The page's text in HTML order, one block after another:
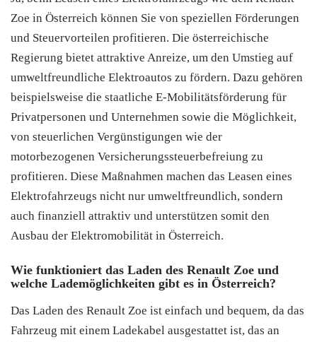
Zoe in Österreich können Sie von speziellen Förderungen
und Steuervorteilen profitieren. Die österreichische
Regierung bietet attraktive Anreize, um den Umstieg auf
umweltfreundliche Elektroautos zu fördern. Dazu gehören
beispielsweise die staatliche E-Mobilitätsförderung für
Privatpersonen und Unternehmen sowie die Möglichkeit,
von steuerlichen Vergünstigungen wie der
motorbezogenen Versicherungssteuerbefreiung zu
profitieren. Diese Maßnahmen machen das Leasen eines
Elektrofahrzeugs nicht nur umweltfreundlich, sondern
auch finanziell attraktiv und unterstützen somit den
Ausbau der Elektromobilität in Österreich.
Wie funktioniert das Laden des Renault Zoe und
welche Lademöglichkeiten gibt es in Österreich?
Das Laden des Renault Zoe ist einfach und bequem, da das
Fahrzeug mit einem Ladekabel ausgestattet ist, das an